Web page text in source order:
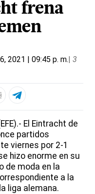
frena
2021 | 09:45 p. m.| 3
El Eintracht de
partidos
viernes por 2-1
hizo enorme en su
de moda en la
a la
liga alemana.